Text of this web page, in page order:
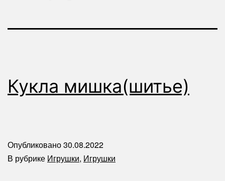
Кукла мишка(шитье)
Опубликовано30.08.2022
В рубрике Игрушки, Игрушки